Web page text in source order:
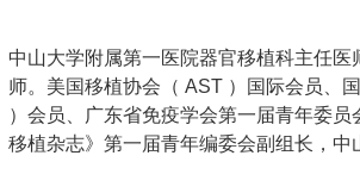
中山大学附属第一医院器官移植科主任医
师。美国移植协会（ AST ）国际会员、
）会员、广东省免疫学会第一届青年委员
移植杂志》第一届青年编委会副组长，中